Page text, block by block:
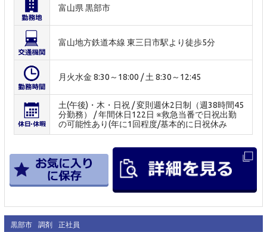
富山県 黒部市
富山地方鉄道本線 東三日市駅より徒歩5分
月火水金 8:30～18:00 / 土 8:30～12:45
土(午後)・木・日祝 / 変則週休2日制（週38時間45
分勤務） / 年間休日122日 ※救急当番で日祝出勤
の可能性あり(年に1回程度/基本的に日祝休み
黒部市 調剤 正社員